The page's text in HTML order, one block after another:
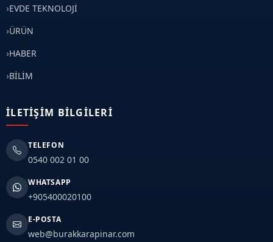
EVDE TEKNOLOJİ
ÜRÜN
HABER
BİLİM
İLETIŞIM BILGILERI
TELEFON
0540 002 01 00
WHATSAPP
+905400020100
E-POSTA
web@burakkarapinar.com